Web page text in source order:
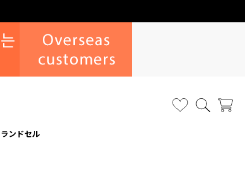
ランドセル